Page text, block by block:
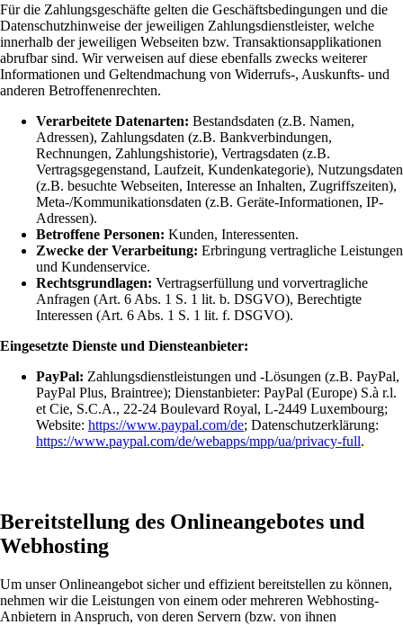
Für die Zahlungsgeschäfte gelten die Geschäftsbedingungen und die
Datenschutzhinweise der jeweiligen Zahlungsdienstleister, welche
innerhalb der jeweiligen Webseiten bzw. Transaktionsapplikationen
abrufbar sind. Wir verweisen auf diese ebenfalls zwecks weiterer
Informationen und Geltendmachung von Widerrufs-, Auskunfts- und
anderen Betroffenenrechten.
Verarbeitete Datenarten: Bestandsdaten (z.B. Namen,
Adressen), Zahlungsdaten (z.B. Bankverbindungen,
Rechnungen, Zahlungshistorie), Vertragsdaten (z.B.
Vertragsgegenstand, Laufzeit, Kundenkategorie), Nutzungsdaten
(z.B. besuchte Webseiten, Interesse an Inhalten, Zugriffszeiten),
Meta-/Kommunikationsdaten (z.B. Geräte-Informationen, IP-
Adressen).
Betroffene Personen: Kunden, Interessenten.
Zwecke der Verarbeitung: Erbringung vertragliche Leistungen
und Kundenservice.
Rechtsgrundlagen: Vertragserfüllung und vorvertragliche
Anfragen (Art. 6 Abs. 1 S. 1 lit. b. DSGVO), Berechtigte
Interessen (Art. 6 Abs. 1 S. 1 lit. f. DSGVO).
Eingesetzte Dienste und Diensteanbieter:
PayPal: Zahlungsdienstleistungen und -Lösungen (z.B. PayPal,
PayPal Plus, Braintree); Dienstanbieter: PayPal (Europe) S.à r.l.
et Cie, S.C.A., 22-24 Boulevard Royal, L-2449 Luxembourg;
Website: https://www.paypal.com/de; Datenschutzerklärung:
https://www.paypal.com/de/webapps/mpp/ua/privacy-full.
Bereitstellung des Onlineangebotes und
Webhosting
Um unser Onlineangebot sicher und effizient bereitstellen zu können,
nehmen wir die Leistungen von einem oder mehreren Webhosting-
Anbietern in Anspruch, von deren Servern (bzw. von ihnen